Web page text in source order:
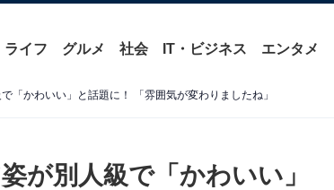
ライフ グルメ 社会 IT・ビジネス エンタメ
「かわいい」と話題に！ 「雰囲気が変わりましたね」
が別人級で「かわいい」